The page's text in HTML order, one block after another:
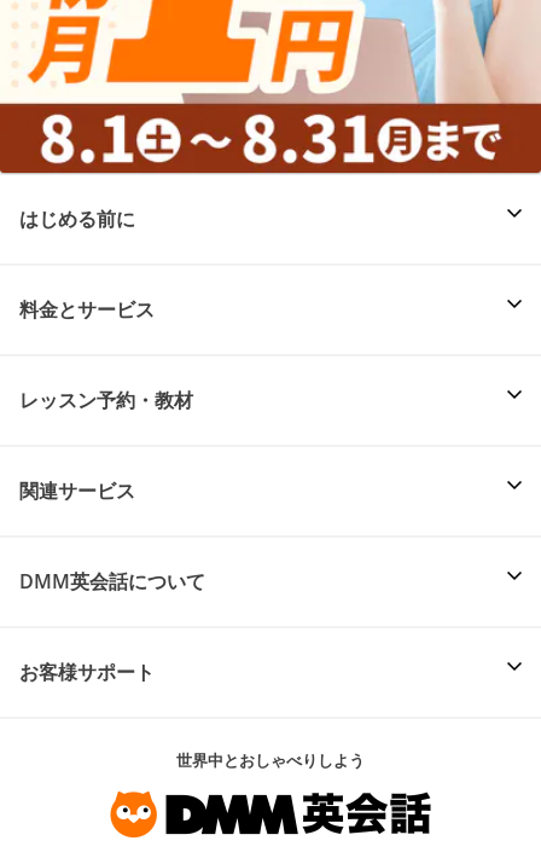
はじめる前に
料金とサービス
レッスン予約・教材
関連サービス
DMM英会話について
お客様サポート
世界中とおしゃべりしよう